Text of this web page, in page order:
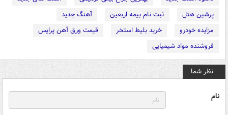
پرشین هتل
ثبت نام بیمه اربعین
آهنگ جدید
مزایده خودرو
خرید بلیط استخر
قیمت ورق آهن پرایس
فروشنده مواد شیمیایی
نظر شما
نام